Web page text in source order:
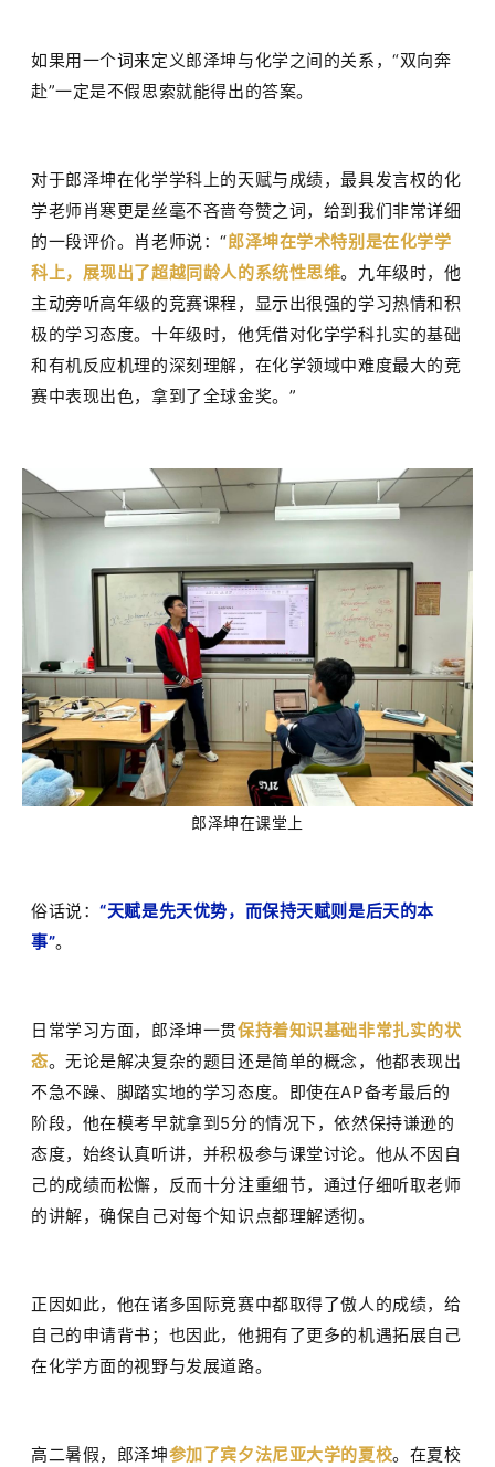
如果用一个词来定义郎泽坤与化学之间的关系，“双向奔
赴”一定是不假思索就能得出的答案。
对于郎泽坤在化学学科上的天赋与成绩，最具发言权的化
学老师肖寒更是丝毫不吝啬夸赞之词，给到我们非常详细
的一段评价。肖老师说：“郎泽坤在学术特别是在化学学
科上，展现出了超越同龄人的系统性思维。九年级时，他
主动旁听高年级的竞赛课程，显示出很强的学习热情和积
极的学习态度。十年级时，他凭借对化学学科扎实的基础
和有机反应机理的深刻理解，在化学领域中难度最大的竞
赛中表现出色，拿到了全球金奖。 ”
郎泽坤在课堂上
俗话说：“天赋是先天优势，而保持天赋则是后天的本
事”。
日常学习方面，郎泽坤一贯保持着知识基础非常扎实的状
态。无论是解决复杂的题目还是简单的概念，他都表现出
不急不躁、脚踏实地的学习态度。即使在AP备考最后的
阶段，他在模考早就拿到5分的情况下，依然保持谦逊的
态度，始终认真听讲，并积极参与课堂讨论。他从不因自
己的成绩而松懈，反而十分注重细节，通过仔细听取老师
的讲解，确保自己对每个知识点都理解透彻。
正因如此，他在诸多国际竞赛中都取得了傲人的成绩，给
自己的申请背书；也因此，他拥有了更多的机遇拓展自己
在化学方面的视野与发展道路。
高二暑假，郎泽坤参加了宾夕法尼亚大学的夏校。在夏校